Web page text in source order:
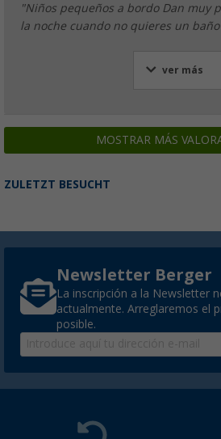
"Niños pequeños a bordo Dan muy
la noche cuando no quieres un
ver más
MOSTRAR MÁS
ZULETZT BESUCHT
Newsletter Berger
La inscripción a la Newsletter
actualmente. Arreglaremos el
posible.